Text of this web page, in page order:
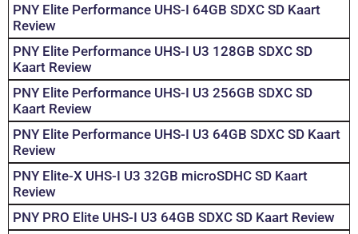
PNY Elite Performance UHS-I 64GB SDXC SD Kaart
Review
PNY Elite Performance UHS-I U3 128GB SDXC SD
Kaart Review
PNY Elite Performance UHS-I U3 256GB SDXC SD
Kaart Review
PNY Elite Performance UHS-I U3 64GB SDXC SD Kaart
Review
PNY Elite-X UHS-I U3 32GB microSDHC SD Kaart
Review
PNY PRO Elite UHS-I U3 64GB SDXC SD Kaart Review